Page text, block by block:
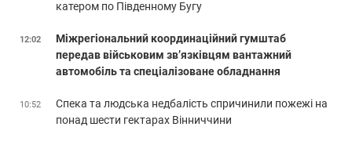
катером по Південному Бугу
12:02
Міжрегіональний координаційний гумштаб
передав військовим зв’язківцям вантажний
автомобіль та спеціалізоване обладнання
10:52
Спека та людська недбалість спричинили пожежі на
понад шести гектарах Вінниччини